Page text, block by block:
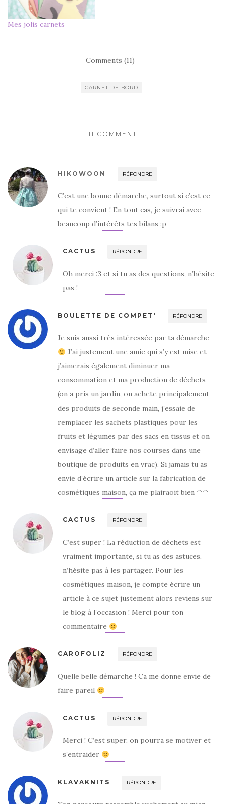
Mes jolis carnets
Comments (11)
CARNET DE BORD
11 COMMENT
HIKOWOON RÉPONDRE
C’est une bonne démarche, surtout si c’est ce
qui te convient ! En tout cas, je suivrai avec
beaucoup d’intérêts tes bilans :p
CACTUS RÉPONDRE
Oh merci :3 et si tu as des questions, n’hésite
pas !
BOULETTE DE COMPET' RÉPONDRE
Je suis aussi très intéressée par ta démarche
J’ai justement une amie qui s’y est mise et
j’aimerais également diminuer ma
consommation et ma production de déchets
(on a pris un jardin, on achete principalement
des produits de seconde main, j’essaie de
remplacer les sachets plastiques pour les
fruits et légumes par des sacs en tissus et on
envisage d’aller faire nos courses dans une
boutique de produits en vrac). Si jamais tu as
envie d’écrire un article sur la fabrication de
cosmétiques maison, ça me plairaoit bien ^^
CACTUS RÉPONDRE
C’est super ! La réduction de déchets est
vraiment importante, si tu as des astuces,
n’hésite pas à les partager. Pour les
cosmétiques maison, je compte écrire un
article à ce sujet justement alors reviens sur
le blog à l’occasion ! Merci pour ton
commentaire
CAROFOLIZ RÉPONDRE
Quelle belle démarche ! Ca me donne envie de
faire pareil
CACTUS RÉPONDRE
Merci ! C’est super, on pourra se motiver et
s’entraider
KLAVAKNITS RÉPONDRE